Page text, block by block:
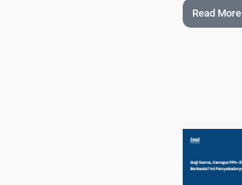
Read More